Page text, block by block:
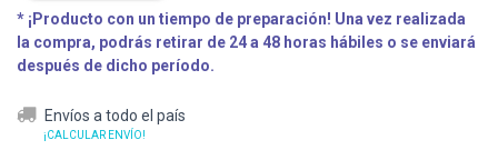
* ¡Producto con un tiempo de preparación! Una vez realizada
la compra, podrás retirar de 24 a 48 horas hábiles o se enviará
después de dicho período.
Envíos a todo el país
¡CALCULAR ENVÍO!